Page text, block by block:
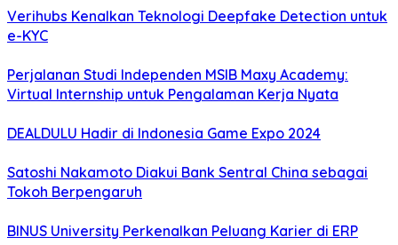
Verihubs Kenalkan Teknologi Deepfake Detection untuk
e-KYC
Perjalanan Studi Independen MSIB Maxy Academy:
Virtual Internship untuk Pengalaman Kerja Nyata
DEALDULU Hadir di Indonesia Game Expo 2024
Satoshi Nakamoto Diakui Bank Sentral China sebagai
Tokoh Berpengaruh
BINUS University Perkenalkan Peluang Karier di ERP